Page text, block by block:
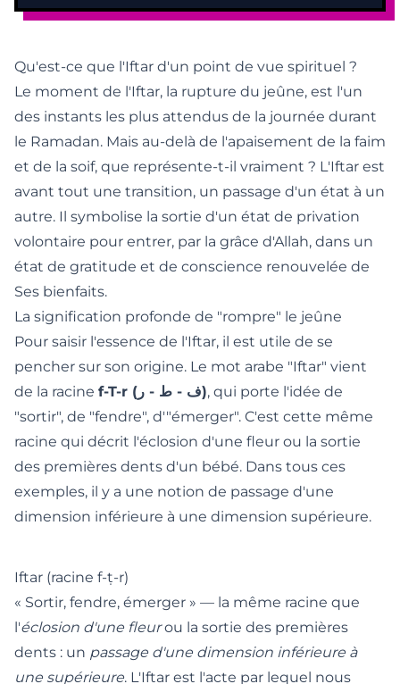
Qu'est-ce que l'Iftar d'un point de vue spirituel ?
Le moment de l'Iftar, la rupture du jeûne, est l'un
des instants les plus attendus de la journée durant
le Ramadan. Mais au-delà de l'apaisement de la faim
et de la soif, que représente-t-il vraiment ? L'Iftar est
avant tout une transition, un passage d'un état à un
autre. Il symbolise la sortie d'un état de privation
volontaire pour entrer, par la grâce d'Allah, dans un
état de gratitude et de conscience renouvelée de
Ses bienfaits.
La signification profonde de "rompre" le jeûne
Pour saisir l'essence de l'Iftar, il est utile de se
pencher sur son origine. Le mot arabe "Iftar" vient
de la racine
f-T-r (ف - ط - ر), qui porte l'idée de
"sortir", de "fendre", d'"émerger". C'est cette même
racine qui décrit l'éclosion d'une fleur ou la sortie
des premières dents d'un bébé. Dans tous ces
exemples, il y a une notion de passage d'une
dimension inférieure à une dimension supérieure.
Iftar (racine f-ṭ-r)
« Sortir, fendre, émerger » — la même racine que
l'éclosion d'une fleurou la sortie des premières
dents : un passage d'une dimension inférieure à
une supérieure. L'Iftar est l'acte par lequel nous